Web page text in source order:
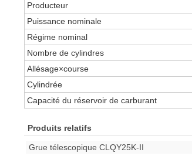
Producteur
Puissance nominale
Régime nominal
Nombre de cylindres
Allésage×course
Cylindrée
Capacité du réservoir de carburant
Produits relatifs
Grue télescopique CLQY25K-II